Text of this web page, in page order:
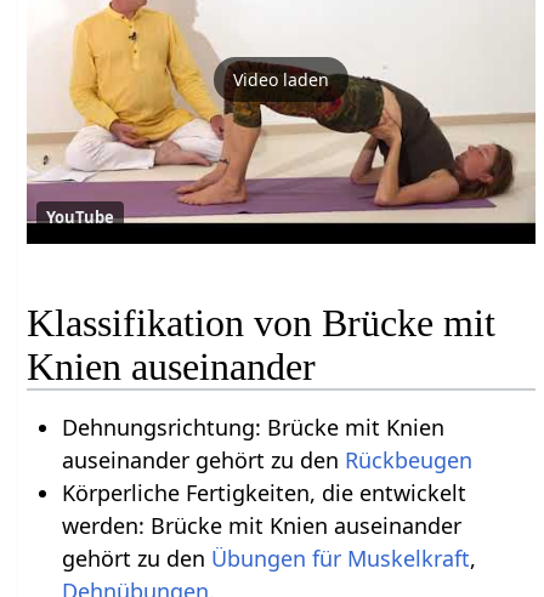
Video laden
YouTube
Klassifikation von Brücke mit
Knien auseinander
Dehnungsrichtung: Brücke mit Knien
auseinander gehört zu den Rückbeugen
Körperliche Fertigkeiten, die entwickelt
werden: Brücke mit Knien auseinander
gehört zu den Übungen für Muskelkraft,
Dehnübungen